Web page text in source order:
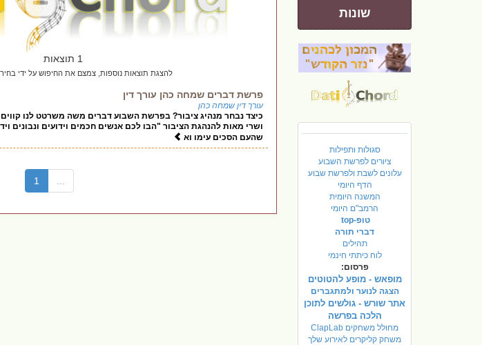
שונות
סגולות ותפילות
ציורים לפרשת השבוע
עלונים לשבת ולפרשת שבוע
הדף היומי
המשנה היומית
הרמב"ם היומי
טופ-top
דברי תורה
תהילים
לוח כיתתי חינמי
פרסום:
מופאש - מופע להטוטים
הצגה לנוער ולמתגברים
אתר שורש - גולשים לתוכן
הלכה בפרשה
מחולל משחקים ClapLab
משחק קליקרים לאירוע שלך
1 תוצאות
להצגת תוצאות נוספות, צמצם את החיפוש על ידי
פרשת דברים שמחה כהן עורך דין
עורך דין שמחה כהן
כיצד נבחר מנהיג ציבור? בפרשת השבוע דברים משה משרטט לנו
ושרי מאות להנהגת הציבור "הבו לכם אנשים חכמים וידועים ונבונים
שהעם הסכים עימו וא
1